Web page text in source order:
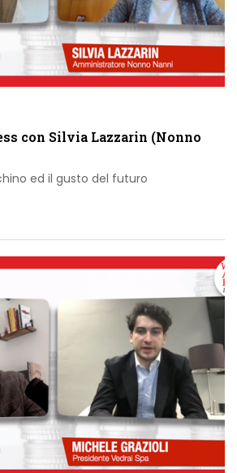
con Silvia Lazzarin (Nonno
ed il gusto del futuro